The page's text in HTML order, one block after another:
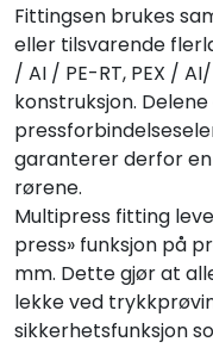
Fittingsen brukes
eller tilsvarende
/ AI / PE-RT, PEX /
konstruksjon.
garanterer derfor
rørene.
Multipress fitting
press» funksjon på
mm. Dette gjør at
lekke ved
sikkerhetsfunksjon